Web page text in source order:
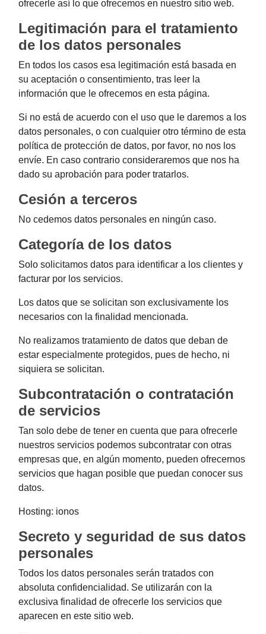
ofrecerle así lo que ofrecemos en nuestro sitio web.
Legitimación para el tratamiento
de los datos personales
En todos los casos esa legitimación está basada en
su aceptación o consentimiento, tras leer la
información que le ofrecemos en esta página.
Si no está de acuerdo con el uso que le daremos a los
datos personales, o con cualquier otro término de esta
política de protección de datos, por favor, no nos los
envíe. En caso contrario consideraremos que nos ha
dado su aprobación para poder tratarlos.
Cesión a terceros
No cedemos datos personales en ningún caso.
Categoría de los datos
Solo solicitamos datos para identificar a los clientes y
facturar por los servicios.
Los datos que se solicitan son exclusivamente los
necesarios con la finalidad mencionada.
No realizamos tratamiento de datos que deban de
estar especialmente protegidos, pues de hecho, ni
siquiera se solicitan.
Subcontratación o contratación
de servicios
Tan solo debe de tener en cuenta que para ofrecerle
nuestros servicios podemos subcontratar con otras
empresas que, en algún momento, pueden ofrecernos
servicios que hagan posible que puedan conocer sus
datos.
Hosting: ionos
Secreto y seguridad de sus datos
personales
Todos los datos personales serán tratados con
absoluta confidencialidad. Se utilizarán con la
exclusiva finalidad de ofrecerle los servicios que
aparecen en este sitio web.